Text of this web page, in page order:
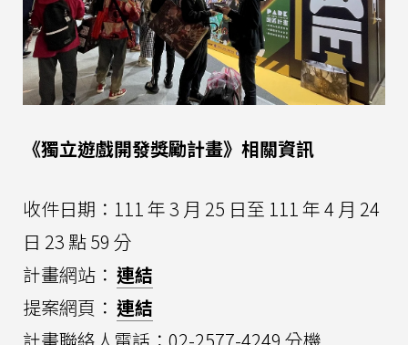
《獨立遊戲開發獎勵計畫》相關資訊
收件日期：111 年 3 月 25 日至 111 年 4 月 24
日 23 點 59 分
計畫網站： 連結
提案網頁： 連結
計畫聯絡人電話：02-2577-4249 分機